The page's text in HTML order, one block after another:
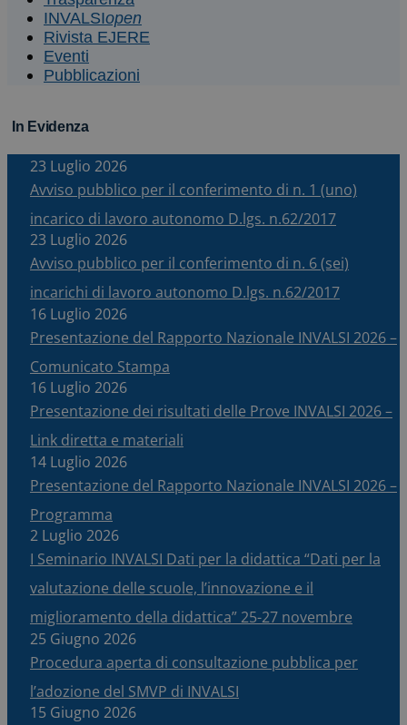
INVALSIopen
Rivista EJERE
Eventi
Pubblicazioni
In Evidenza
23 Luglio 2026
Avviso pubblico per il conferimento di n. 1 (uno)
incarico di lavoro autonomo D.lgs. n.62/2017
23 Luglio 2026
Avviso pubblico per il conferimento di n. 6 (sei)
incarichi di lavoro autonomo D.lgs. n.62/2017
16 Luglio 2026
Presentazione del Rapporto Nazionale INVALSI 2026 –
Comunicato Stampa
16 Luglio 2026
Presentazione dei risultati delle Prove INVALSI 2026 –
Link diretta e materiali
14 Luglio 2026
Presentazione del Rapporto Nazionale INVALSI 2026 –
Programma
2 Luglio 2026
I Seminario INVALSI Dati per la didattica “Dati per la
valutazione delle scuole, l’innovazione e il
miglioramento della didattica” 25-27 novembre
25 Giugno 2026
Procedura aperta di consultazione pubblica per
l’adozione del SMVP di INVALSI
15 Giugno 2026